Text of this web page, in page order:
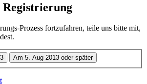
Prozess fortzufahren, teile uns bitte mit,